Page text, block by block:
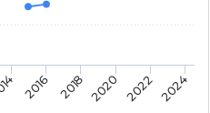
2016 2018 2020 2022 2024